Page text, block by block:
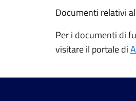
Documenti relativi
Per i documenti di
visitare il portale di